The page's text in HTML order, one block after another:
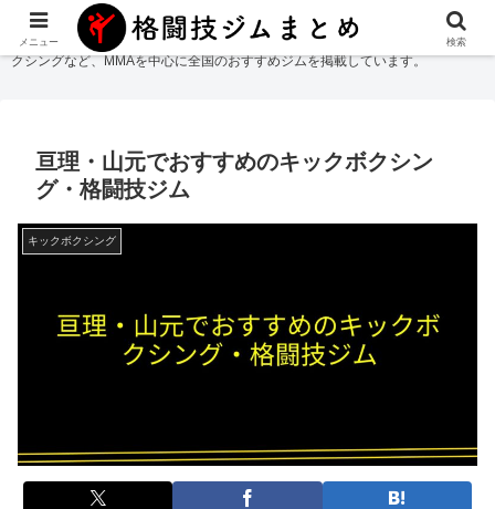
格闘技ジムまとめ
では総合格闘技・柔術・レスリング・キックボクシング・ボ
クシングなど、MMAを中心に全国のおすすめジムを掲載しています。
亘理・山元でおすすめのキックボクシン
グ・格闘技ジム
キックボクシング
メニュー 検索